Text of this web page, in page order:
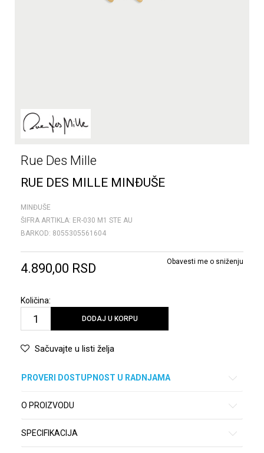
Rue Des Mille
RUE DES MILLE MINĐUŠE
MINĐUŠE
ŠIFRA ARTIKLA: ER-030 M1 STE AU
BARKOD: 8055305561604
4.890,00 RSD Obavesti me o sniženju
Količina:
DODAJ U KORPU
Sačuvajte u listi želja
PROVERI DOSTUPNOST U RADNJAMA
O PROIZVODU
SPECIFIKACIJA